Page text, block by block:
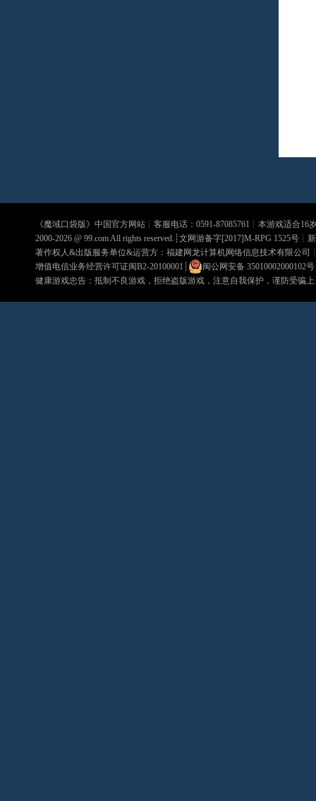
《魔域口袋版》中国官方网站┊客服电话：0591-87085761┊本游戏适合16
2000-2026 @ 99.comAll rights reserved.┊文网游备字[2017]M-RPG 1525号┊
著作权人&出版服务单位&运营方：福建网龙计算机网络信息技术有限公司
增值电信业务经营许可证闽B2-20100001 ┊ 闽公网安备 35010002000102号
健康游戏忠告：抵制不良游戏，拒绝盗版游戏，注意自我保护，谨防受骗